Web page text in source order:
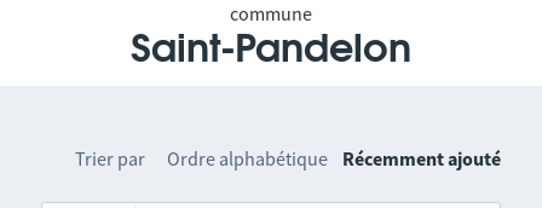
commune
Saint-Pandelon
Trier par Ordre alphabétique Récemment ajouté